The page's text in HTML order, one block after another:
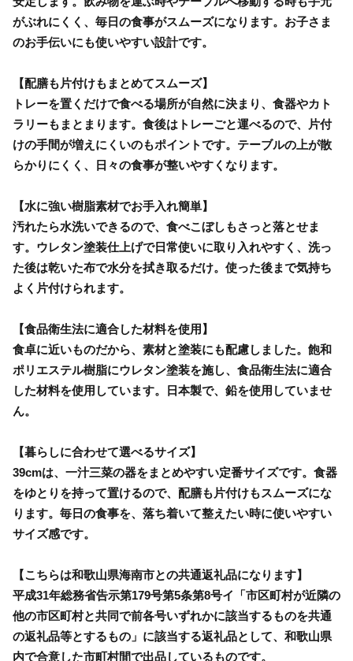
がぶれにくく、毎日の食事がスムーズになります。お子さま
のお手伝いにも使いやすい設計です。
【配膳も片付けもまとめてスムーズ】
トレーを置くだけで食べる場所が自然に決まり、食器やカト
ラリーもまとまります。食後はトレーごと運べるので、片付
けの手間が増えにくいのもポイントです。テーブルの上が散
らかりにくく、日々の食事が整いやすくなります。
【水に強い樹脂素材でお手入れ簡単】
汚れたら水洗いできるので、食べこぼしもさっと落とせま
す。ウレタン塗装仕上げで日常使いに取り入れやすく、洗っ
た後は乾いた布で水分を拭き取るだけ。使った後まで気持ち
よく片付けられます。
【食品衛生法に適合した材料を使用】
食卓に近いものだから、素材と塗装にも配慮しました。飽和
ポリエステル樹脂にウレタン塗装を施し、食品衛生法に適合
した材料を使用しています。日本製で、鉛を使用していませ
ん。
【暮らしに合わせて選べるサイズ】
39cmは、一汁三菜の器をまとめやすい定番サイズです。食器
をゆとりを持って置けるので、配膳も片付けもスムーズにな
ります。毎日の食事を、落ち着いて整えたい時に使いやすい
サイズ感です。
【こちらは和歌山県海南市との共通返礼品になります】
平成31年総務省告示第179号第5条第8号イ「市区町村が近隣の
他の市区町村と共同で前各号いずれかに該当するものを共通
の返礼品等とするもの」に該当する返礼品として、和歌山県
内で合意した市町村間で出品しているものです。